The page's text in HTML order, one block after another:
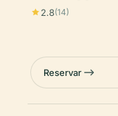
2.8(14)
Reservar